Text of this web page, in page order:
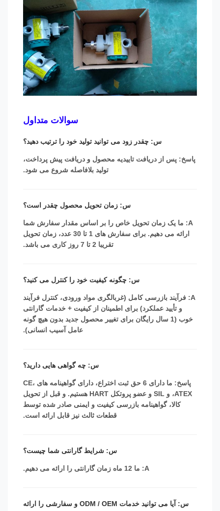
سوالات متداول
س: چقدر زود می توانید تولید خود را ترتیب دهید؟
پاسخ: پس از دریافت تاییدیه محصول و دریافت پیش پرداخت،
تولید بلافاصله شروع می شود.
س: زمان تحویل محصول چقدر است؟
A: ما یک زمان تحویل خاص را بر اساس مقدار سفارش شما
ارائه می دهیم. برای سفارش های 1 تا 30 عدد، زمان تحویل
تقریبا 2 تا 7 روز کاری می باشد.
س: چگونه کیفیت خود را کنترل می کنید؟
A: فرآیند بازرسی کامل (غربالگری مواد ورودی، کنترل فرآیند
و تأیید عملکرد) برای اطمینان از کیفیت + خدمات گارانتی
خوب (1 سال رایگان برای تغییر محصول جدید بدون هیچ گونه
عامل آسیب انسانی).
س: چه گواهی هایی دارید؟
پاسخ: ما دارای 6 حق ثبت اختراع، دارای گواهینامه های CE،
ATEX، و SIL و عضو پروتکل HART هستیم. و قبل از تحویل
کالا، گواهینامه بازرسی کیفیت و ایمنی صادر شده توسط
قطعات ثالث نیز قابل ارائه است.
س: شرایط گارانتی شما چیست؟
س: آیا می توانید خدمات ODM / OEM و سفارشی را ارائه